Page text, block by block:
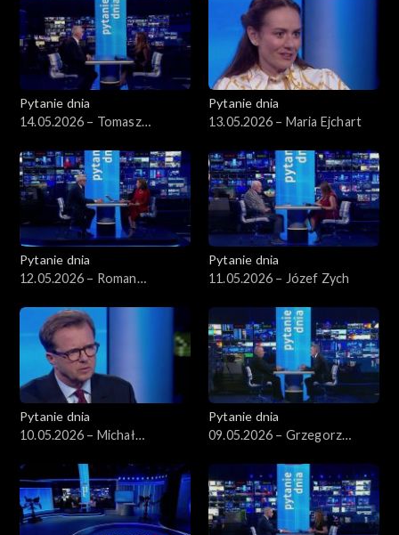
Pytanie dnia
14.05.2026 – Tomasz
Pytanie dnia
13.05.2026 – Maria Ejchart
Pytanie dnia
12.05.2026 – Roman
Pytanie dnia
11.05.2026 – Józef Zych
Pytanie dnia
10.05.2026 – Michał
Pytanie dnia
09.05.2026 – Grzegorz